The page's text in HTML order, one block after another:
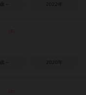
～ 2022年
～ 2020年